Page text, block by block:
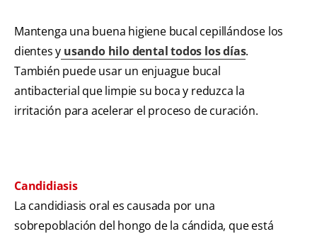
Mantenga una buena higiene bucal cepillándose los
dientes y usando hilo dental todos los días.
También puede usar un enjuague bucal
antibacterial que limpie su boca y reduzca la
irritación para acelerar el proceso de curación.
Candidiasis
La candidiasis oral es causada por una
sobrepoblación del hongo de la cándida, que está